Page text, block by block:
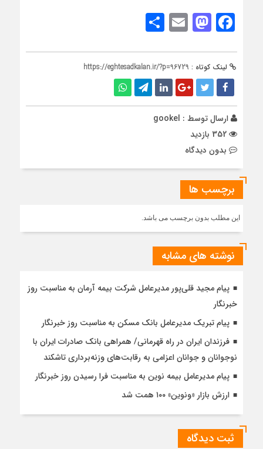
Facebook
Mastodon
Email
لینک کوتاه : https://eghtesadkalan.ir/?p=96729
ارسال توسط : gookel
بدون دیدگاه
برچسب ها
این مطلب بدون برچسب می باشد.
نوشته های مشابه
پیام مجید قلی‌پور مدیرعامل شرکت بیمه آرمان به مناسبت روز
خبرنگار
پیام تبریک مدیرعامل بانک مسکن به مناسبت روز خبرنگار
فرزندان ایران در راه قهرمانی/ همراهی بانک صادرات ایران با
نوجوانان و جوانان اعزامی به رقابت‌های وزنه‌برداری تاشکند
پیام مدیرعامل بیمه نوین به مناسبت فرا رسیدن روز خبرنگار
ارزش بازار «ونوین» ۱۰۰ همت شد
ثبت دیدگاه